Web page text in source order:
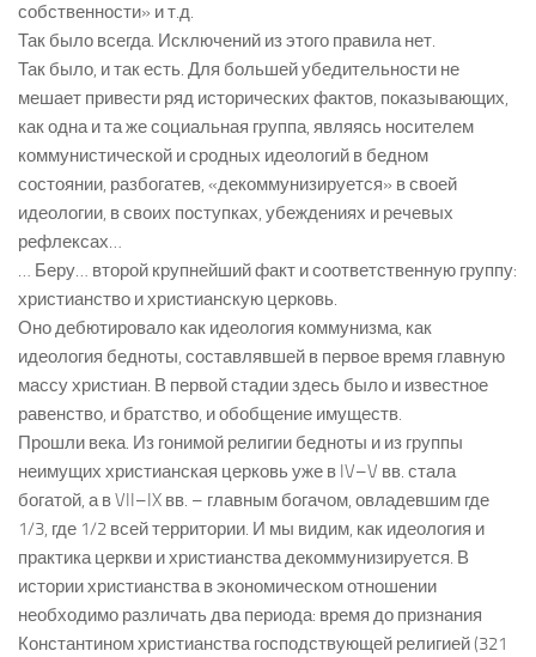
собственности» и т.д.
Так было всегда. Исключений из этого правила нет.
Так было, и так есть. Для большей убедительности не
мешает привести ряд исторических фактов, показывающих,
как одна и та же социальная группа, являясь носителем
коммунистической и сродных идеологий в бедном
состоянии, разбогатев, «декоммунизируется» в своей
идеологии, в своих поступках, убеждениях и речевых
рефлексах…
… Беру… второй крупнейший факт и соответственную группу:
христианство и христианскую церковь.
Оно дебютировало как идеология коммунизма, как
идеология бедноты, составлявшей в первое время главную
массу христиан. В первой стадии здесь было и известное
равенство, и братство, и обобщение имуществ.
Прошли века. Из гонимой религии бедноты и из группы
неимущих христианская церковь уже в IV–V вв. стала
богатой, а в VII–IX вв. – главным богачом, овладевшим где
1/3, где 1/2 всей территории. И мы видим, как идеология и
практика церкви и христианства декоммунизируется. В
истории христианства в экономическом отношении
необходимо различать два периода: время до признания
Константином христианства господствующей религией (321